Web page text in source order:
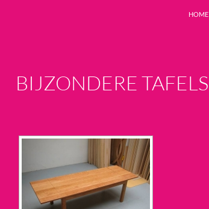
HOME
BIJZONDERE TAFELS